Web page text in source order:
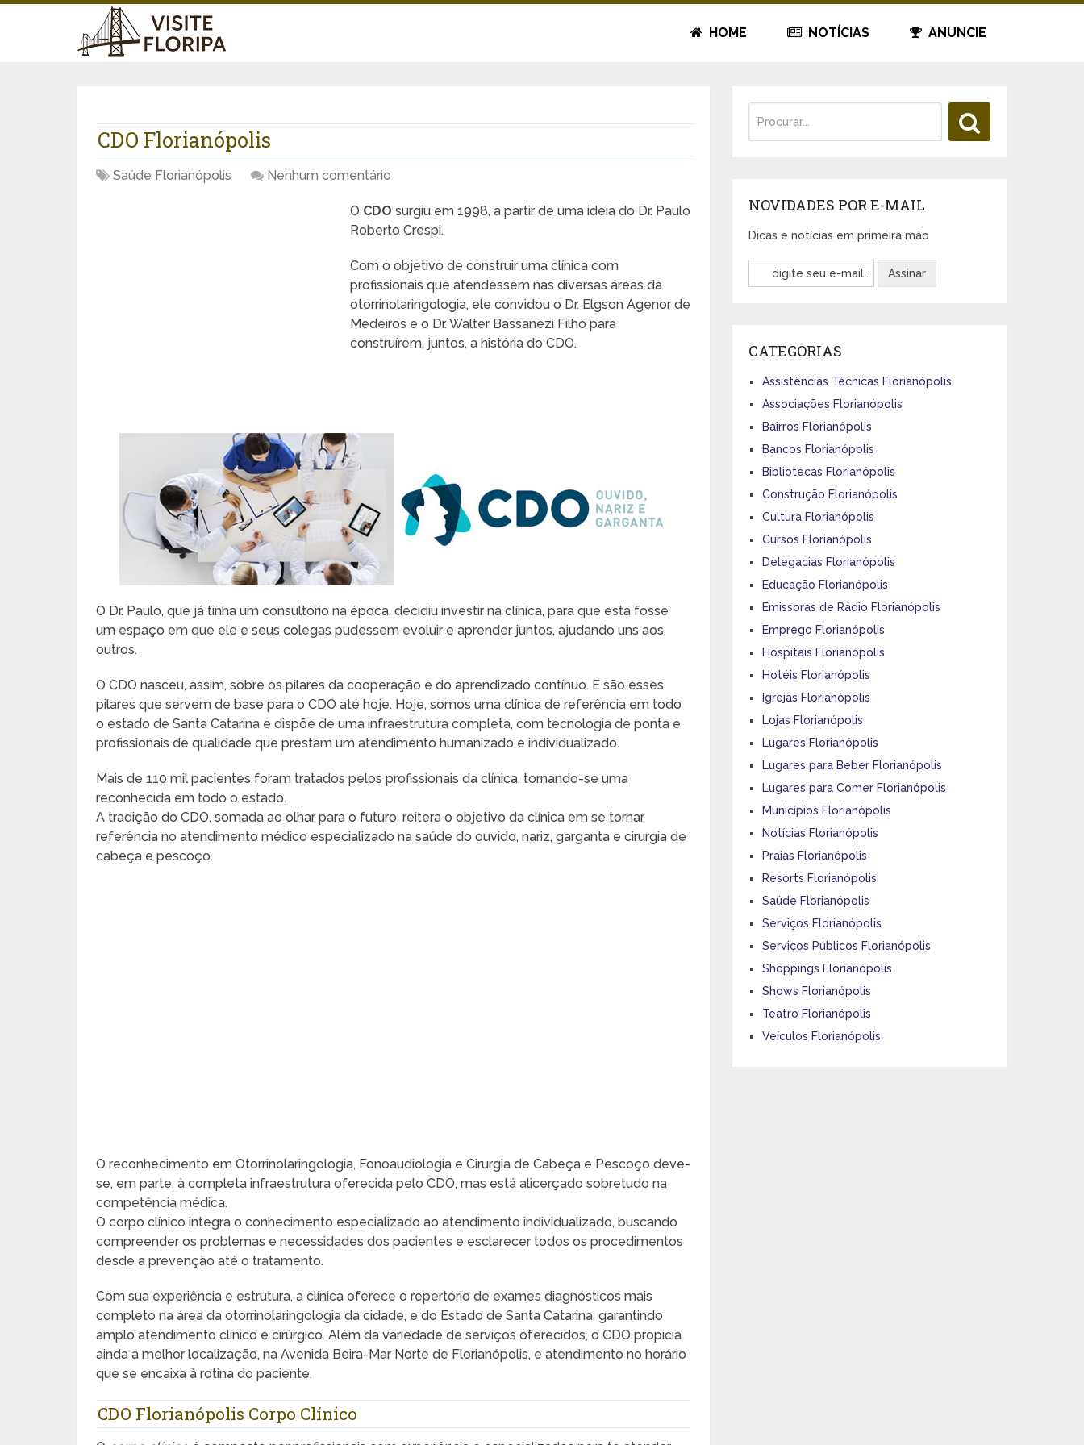
HOME NOTÍCIAS ANUNCIE
CDO Florianópolis
Saúde Florianópolis Nenhum comentário
O CDO surgiu em 1998, a partir de uma ideia do Dr. Paulo
Roberto Crespi.
Com o objetivo de construir uma clínica com
profissionais que atendessem nas diversas áreas da
otorrinolaringologia, ele convidou o Dr. Elgson Agenor de
Medeiros e o Dr. Walter Bassanezi Filho para
construírem, juntos, a história do CDO.
O Dr. Paulo, que já tinha um consultório na época, decidiu investir na clínica, para que esta fosse
um espaço em que ele e seus colegas pudessem evoluir e aprender juntos, ajudando uns aos
outros.
O CDO nasceu, assim, sobre os pilares da cooperação e do aprendizado contínuo. E são esses
pilares que servem de base para o CDO até hoje. Hoje, somos uma clínica de referência em todo
o estado de Santa Catarina e dispõe de uma infraestrutura completa, com tecnologia de ponta e
profissionais de qualidade que prestam um atendimento humanizado e individualizado.
Mais de 110 mil pacientes foram tratados pelos profissionais da clínica, tornando-se uma
reconhecida em todo o estado.
A tradição do CDO, somada ao olhar para o futuro, reitera o objetivo da clínica em se tornar
referência no atendimento médico especializado na saúde do ouvido, nariz, garganta e cirurgia de
cabeça e pescoço.
O reconhecimento em Otorrinolaringologia, Fonoaudiologia e Cirurgia de Cabeça e Pescoço deve-
se, em parte, à completa infraestrutura oferecida pelo CDO, mas está alicerçado sobretudo na
competência médica.
O corpo clínico integra o conhecimento especializado ao atendimento individualizado, buscando
compreender os problemas e necessidades dos pacientes e esclarecer todos os procedimentos
desde a prevenção até o tratamento.
Com sua experiência e estrutura, a clínica oferece o repertório de exames diagnósticos mais
completo na área da otorrinolaringologia da cidade, e do Estado de Santa Catarina, garantindo
amplo atendimento clínico e cirúrgico. Além da variedade de serviços oferecidos, o CDO propicia
ainda a melhor localização, na Avenida Beira-Mar Norte de Florianópolis, e atendimento no horário
que se encaixa à rotina do paciente.
CDO Florianópolis Corpo Clínico
NOVIDADES POR E-MAIL
Dicas e notícias em primeira mão
CATEGORIAS
Assistências Técnicas Florianópolis
Associações Florianópolis
Bairros Florianópolis
Bancos Florianópolis
Bibliotecas Florianópolis
Construção Florianópolis
Cultura Florianópolis
Cursos Florianópolis
Delegacias Florianópolis
Educação Florianópolis
Emissoras de Rádio Florianópolis
Emprego Florianópolis
Hospitais Florianópolis
Hotéis Florianópolis
Igrejas Florianópolis
Lojas Florianópolis
Lugares Florianópolis
Lugares para Beber Florianópolis
Lugares para Comer Florianópolis
Municípios Florianópolis
Notícias Florianópolis
Praias Florianópolis
Resorts Florianópolis
Saúde Florianópolis
Serviços Florianópolis
Serviços Públicos Florianópolis
Shoppings Florianópolis
Shows Florianópolis
Teatro Florianópolis
Veículos Florianópolis